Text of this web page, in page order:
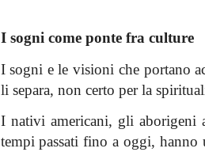
I sogni come ponte fra culture
I sogni e le visioni che portano
li separa, non certo per la
I nativi americani, gli aborigeni
tempi passati fino a oggi,